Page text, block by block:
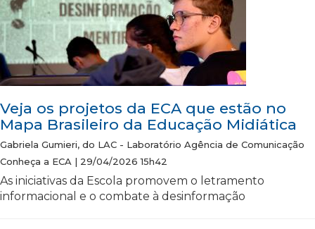
Veja os projetos da ECA que estão no
Mapa Brasileiro da Educação Midiática
Gabriela Gumieri, do LAC - Laboratório Agência de Comunicação
Conheça a ECA | 29/04/2026 15h42
As iniciativas da Escola promovem o letramento
informacional e o combate à desinformação